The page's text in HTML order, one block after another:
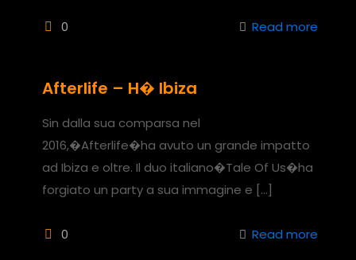
0 Read more
Afterlife – H� Ibiza
Sin dalla sua comparsa nel
2016,�Afterlife�ha avuto un grande impatto
ad Ibiza e oltre. Il duo italiano�Tale Of Us�ha
forgiato un party a sua immagine e […]
0 Read more